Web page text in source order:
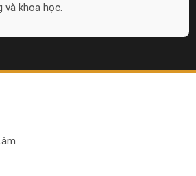
và khoa học.